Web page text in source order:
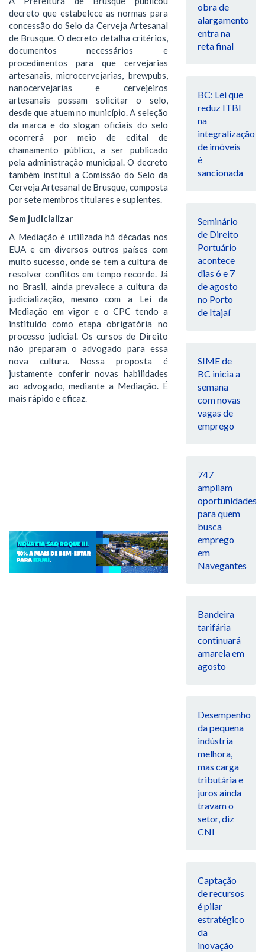
decreto que estabelece as normas para
concessão do Selo da Cerveja Artesanal
de Brusque. O decreto detalha critérios,
documentos necessários e
procedimentos para que cervejarias
artesanais, microcervejarias, brewpubs,
nanocervejarias e cervejeiros
artesanais possam solicitar o selo,
desde que atuem no município. A seleção
da marca e do slogan oficiais do selo
ocorrerá por meio de edital de
chamamento público, a ser publicado
pela administração municipal. O decreto
também institui a Comissão do Selo da
Cerveja Artesanal de Brusque, composta
por sete membros titulares e suplentes.
Sem judicializar
A Mediação é utilizada há décadas nos
EUA e em diversos outros países com
muito sucesso, onde se tem a cultura de
resolver conflitos em tempo recorde. Já
no Brasil, ainda prevalece a cultura da
judicialização, mesmo com a Lei da
Mediação em vigor e o CPC tendo a
instituído como etapa obrigatória no
processo judicial. Os cursos de Direito
não preparam o advogado para essa
nova cultura. Nossa proposta é
justamente conferir novas habilidades
ao advogado, mediante a Mediação. É
mais rápido e eficaz.
obra de
alargamento
entra na
reta final
BC: Lei que
reduz ITBI
na
integralização
de imóveis
é
sancionada
Seminário
de Direito
Portuário
acontece
dias 6 e 7
de agosto
no Porto
de Itajaí
SIME de
BC inicia a
semana
com novas
vagas de
emprego
747
ampliam
oportunidades
para quem
busca
emprego
em
Navegantes
Bandeira
tarifária
continuará
amarela em
agosto
Desempenho
da pequena
indústria
melhora,
mas carga
tributária e
juros ainda
travam o
setor, diz
CNI
Captação
de recursos
é pilar
estratégico
da
inovação